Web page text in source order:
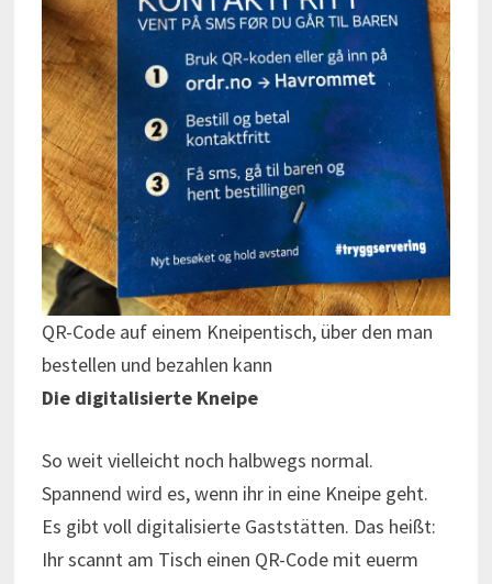
QR-Code auf einem Kneipentisch, über den man
bestellen und bezahlen kann
Die digitalisierte Kneipe
So weit vielleicht noch halbwegs normal.
Spannend wird es, wenn ihr in eine Kneipe geht.
Es gibt voll digitalisierte Gaststätten. Das heißt:
Ihr scannt am Tisch einen QR-Code mit euerm